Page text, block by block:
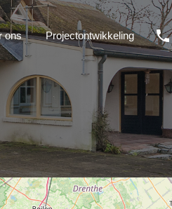
ons Projectontwikkeling